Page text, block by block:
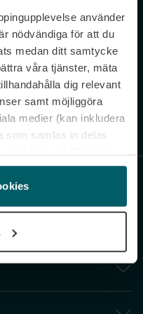
använder
nödvändiga för att du
medan ditt samtycke
våra tjänster, mäta
dig relevant
samt möjliggöra
medier (kan inkludera
som samlas in delas
cookies medan du
användningen av
när som helst.
Integritetspolicy. Avprenumerera